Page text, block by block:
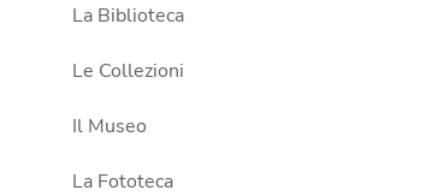
La Biblioteca
Le Collezioni
Il Museo
La Fototeca